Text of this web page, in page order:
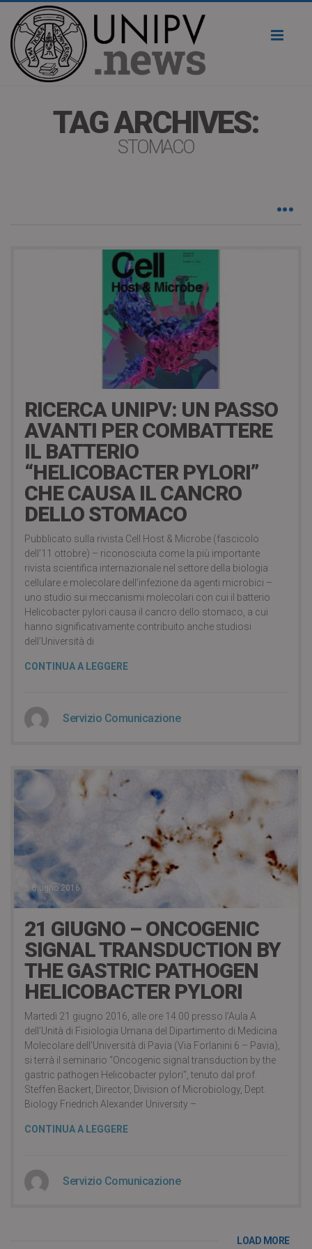
TAG ARCHIVES:
STOMACO
RICERCA UNIPV: UN PASSO
AVANTI PER COMBATTERE
IL BATTERIO
“HELICOBACTER PYLORI”
CHE CAUSA IL CANCRO
DELLO STOMACO
Pubblicato sulla rivista Cell Host & Microbe (fascicolo
dell’11 ottobre) – riconosciuta come la più importante
rivista scientifica internazionale nel settore della biologia
cellulare e molecolare dell’infezione da agenti microbici –
uno studio sui meccanismi molecolari con cui il batterio
Helicobacter pylori causa il cancro dello stomaco, a cui
hanno significativamente contribuito anche studiosi
dell’Università di
CONTINUA A LEGGERE
Servizio Comunicazione
5 Giugno 2016
21 GIUGNO – ONCOGENIC
SIGNAL TRANSDUCTION BY
THE GASTRIC PATHOGEN
HELICOBACTER PYLORI
Martedì 21 giugno 2016, alle ore 14.00 presso l’Aula A
dell’Unità di Fisiologia Umana del Dipartimento di Medicina
Molecolare dell’Università di Pavia (Via Forlanini 6 – Pavia),
si terrà il seminario “Oncogenic signal transduction by the
gastric pathogen Helicobacter pylori”, tenuto dal prof.
Steffen Backert, Director, Division of Microbiology, Dept.
Biology Friedrich Alexander University –
CONTINUA A LEGGERE
Servizio Comunicazione
LOAD MORE